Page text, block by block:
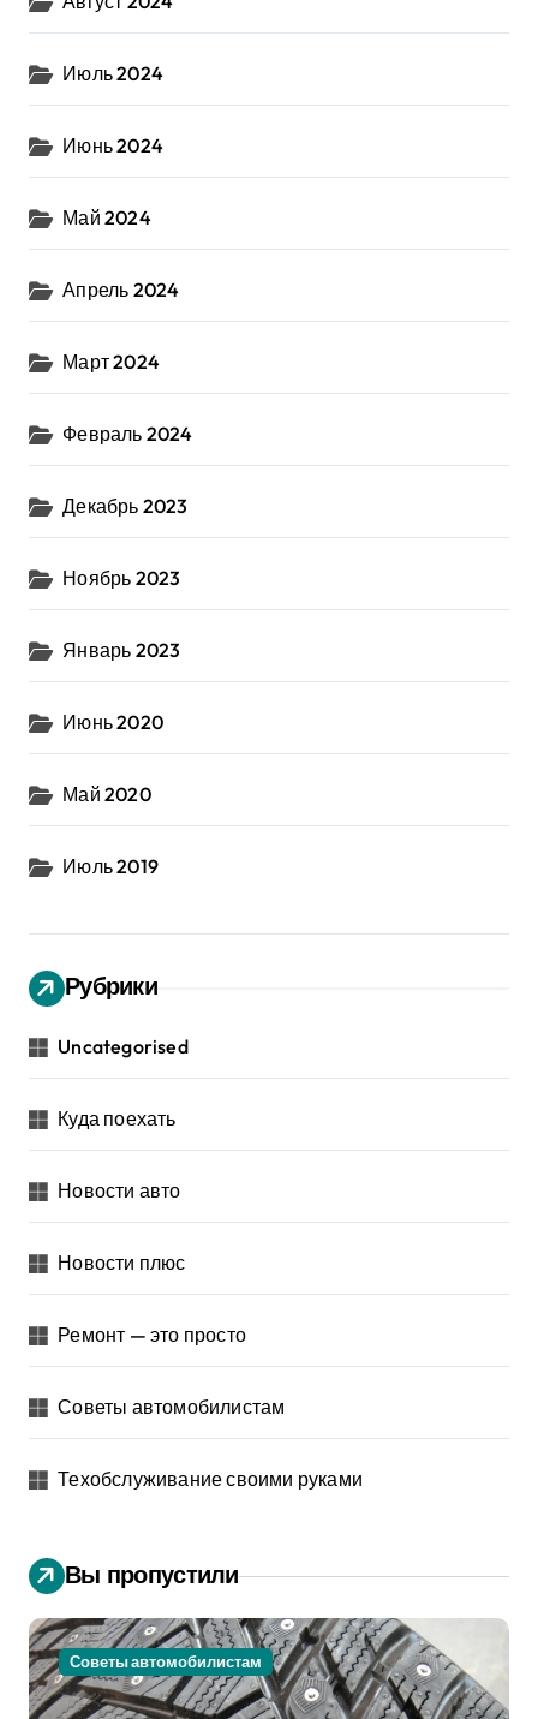
Июль 2024
Июнь 2024
Май 2024
Апрель 2024
Март 2024
Февраль 2024
Декабрь 2023
Ноябрь 2023
Январь 2023
Июнь 2020
Май 2020
Июль 2019
Рубрики
Uncategorised
Куда поехать
Новости авто
Новости плюс
Ремонт — это просто
Советы автомобилистам
Техобслуживание своими руками
Вы пропустили
Советы автомобилистам